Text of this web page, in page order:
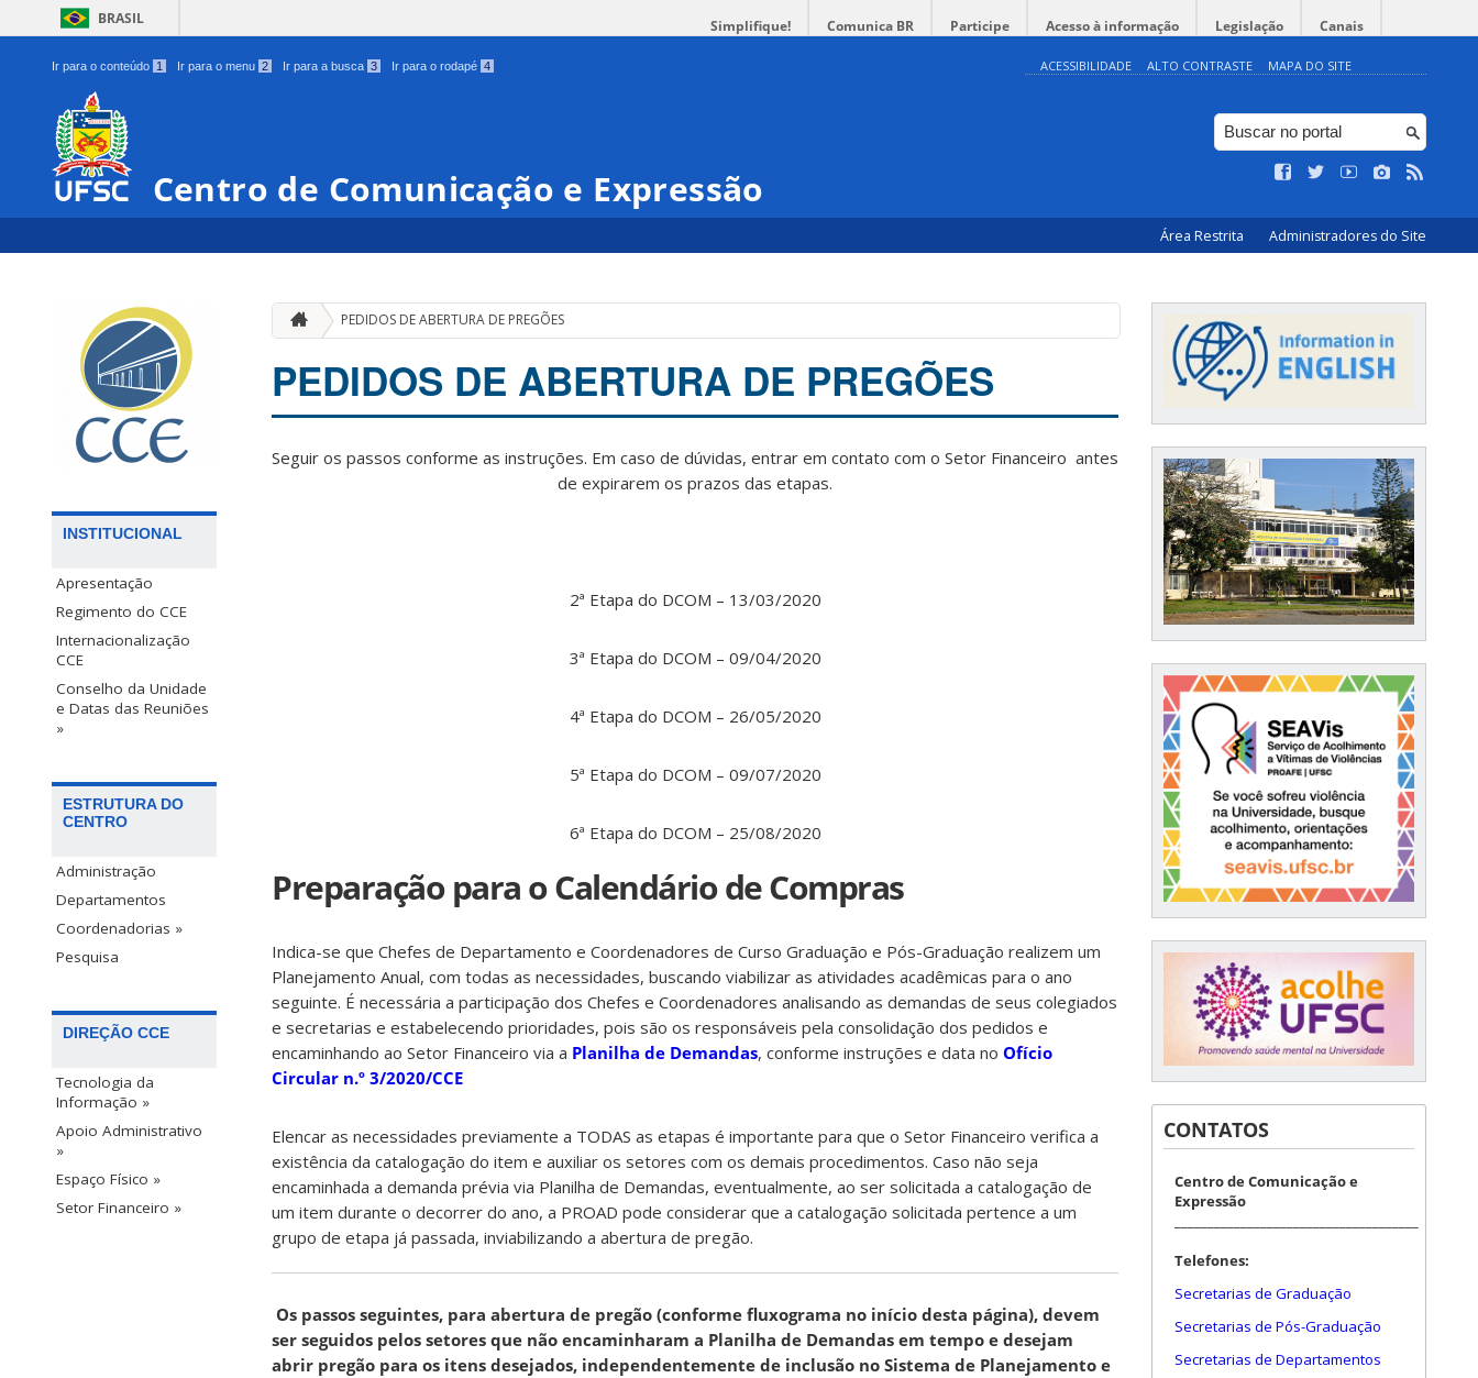
BRASIL Simplifique! Comunica BR Participe Acesso à informação Legislação Canais
Ir para o conteúdo 1 Ir para o menu 2 Ir para a busca 3 Ir para o rodapé 4 ACESSIBILIDADE ALTO CONTRASTE MAPA DO SITE
Centro de Comunicação e Expressão
Área Restrita Administradores do Site
INSTITUCIONAL
Apresentação
Regimento do CCE
Internacionalização
CCE
Conselho da Unidade
e Datas das Reuniões
»
ESTRUTURA DO
CENTRO
Administração
Departamentos
Coordenadorias »
Pesquisa
DIREÇÃO CCE
Tecnologia da
Informação »
Apoio Administrativo
»
Espaço Físico »
Setor Financeiro »
PEDIDOS DE ABERTURA DE PREGÕES
PEDIDOS DE ABERTURA DE PREGÕES
Seguir os passos conforme as instruções. Em caso de dúvidas, entrar em contato com o Setor Financeiro antes
de expirarem os prazos das etapas.
2ª Etapa do DCOM – 13/03/2020
3ª Etapa do DCOM – 09/04/2020
4ª Etapa do DCOM – 26/05/2020
5ª Etapa do DCOM – 09/07/2020
6ª Etapa do DCOM – 25/08/2020
Preparação para o Calendário de Compras
Indica-se que Chefes de Departamento e Coordenadores de Curso Graduação e Pós-Graduação realizem um
Planejamento Anual, com todas as necessidades, buscando viabilizar as atividades acadêmicas para o ano
seguinte. É necessária a participação dos Chefes e Coordenadores analisando as demandas de seus colegiados
e secretarias e estabelecendo prioridades, pois são os responsáveis pela consolidação dos pedidos e
encaminhando ao Setor Financeiro via a Planilha de Demandas, conforme instruções e data no Ofício
Circular n.º 3/2020/CCE
Elencar as necessidades previamente a TODAS as etapas é importante para que o Setor Financeiro verifica a
existência da catalogação do item e auxiliar os setores com os demais procedimentos. Caso não seja
encaminhada a demanda prévia via Planilha de Demandas, eventualmente, ao ser solicitada a catalogação de
um item durante o decorrer do ano, a PROAD pode considerar que a catalogação solicitada pertence a um
grupo de etapa já passada, inviabilizando a abertura de pregão.
Os passos seguintes, para abertura de pregão (conforme fluxograma no início desta página), devem
ser seguidos pelos setores que não encaminharam a Planilha de Demandas em tempo e desejam
abrir pregão para os itens desejados, independentemente de inclusão no Sistema de Planejamento e
CONTATOS
Centro de Comunicação e
Expressão
Telefones:
Secretarias de Graduação
Secretarias de Pós-Graduação
Secretarias de Departamentos